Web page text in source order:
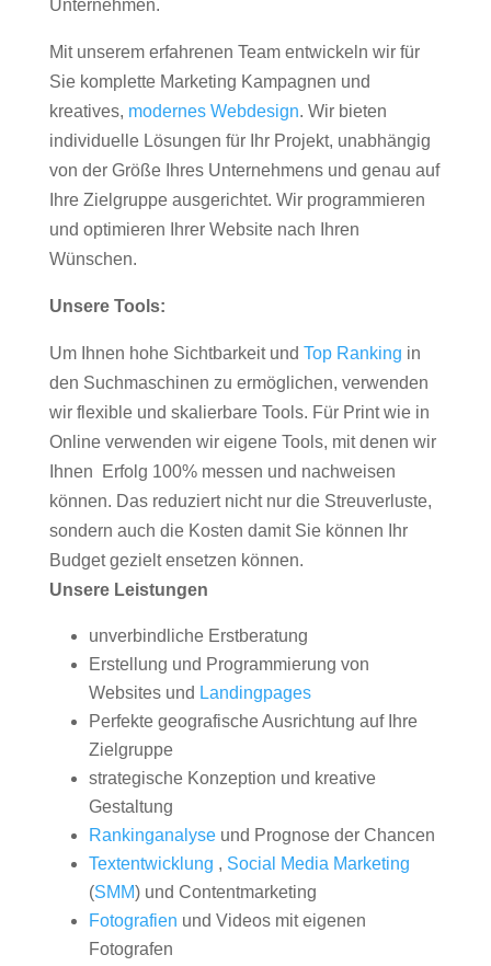
Unternehmen.
Mit unserem erfahrenen Team entwickeln wir für
Sie komplette Marketing Kampagnen und
kreatives, modernes Webdesign. Wir bieten
individuelle Lösungen für Ihr Projekt, unabhängig
von der Größe Ihres Unternehmens und genau auf
Ihre Zielgruppe ausgerichtet. Wir programmieren
und optimieren Ihrer Website nach Ihren
Wünschen.
Unsere Tools:
Um Ihnen hohe Sichtbarkeit und Top Ranking in
den Suchmaschinen zu ermöglichen, verwenden
wir flexible und skalierbare Tools. Für Print wie in
Online verwenden wir eigene Tools, mit denen wir
Ihnen Erfolg 100% messen und nachweisen
können. Das reduziert nicht nur die Streuverluste,
sondern auch die Kosten damit Sie können Ihr
Budget gezielt ensetzen können.
Unsere Leistungen
unverbindliche Erstberatung
Erstellung und Programmierung von
Websites und Landingpages
Perfekte geografische Ausrichtung auf Ihre
Zielgruppe
strategische Konzeption und kreative
Gestaltung
Rankinganalyseund Prognose der Chancen
Textentwicklung , Social Media Marketing
(SMM) und Contentmarketing
Fotografien und Videos mit eigenen
Fotografen